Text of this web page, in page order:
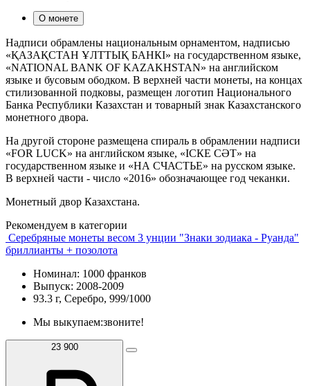
О монете
Надписи обрамлены национальным орнаментом, надписью
«ҚАЗАҚСТАН ҰЛТТЫҚ БАНКІ» на государственном языке,
«NATIONAL BANK OF KAZAKHSTAN» на английском
языке и бусовым ободком. В верхней части монеты, на концах
стилизованной подковы, размещен логотип Национального
Банка Республики Казахстан и товарный знак Казахстанского
монетного двора.
На другой стороне размещена спираль в обрамлении надписи
«FOR LUCK» на английском языке, «ІСКЕ СӘТ» на
государственном языке и «НА СЧАСТЬЕ» на русском языке.
В верхней части - число «2016» обозначающее год чеканки.
Монетный двор Казахстана.
Рекомендуем в категории
Серебряные монеты весом 3 унции "Знаки зодиака - Руанда"
бриллианты + позолота
Номинал: 1000 франков
Выпуск: 2008-2009
93.3 г, Серебро, 999/1000
Мы выкупаем:звоните!
23 900